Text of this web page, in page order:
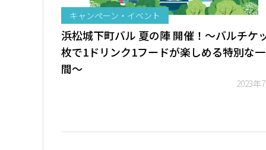
キャンペーン・イベント
浜松城下町バル 夏の陣 開催！～バルチケ
枚で1ドリンク1フードが楽しめる特別な
間～
2023年